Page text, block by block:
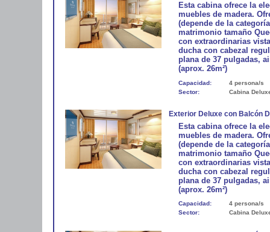
Esta cabina ofrece la
muebles de madera.
(depende de la
matrimonio tamaño
con extraordinarias
ducha con cabezal
plana de 37 pulgadas,
(aprox. 26m²)
Capacidad:
4 persona/s
Sector:
Cabina
Exterior Deluxe con Balcón
Esta cabina ofrece la
muebles de madera.
(depende de la
matrimonio tamaño
con extraordinarias
ducha con cabezal
plana de 37 pulgadas,
(aprox. 26m²)
Capacidad:
4 persona/s
Sector:
Cabina